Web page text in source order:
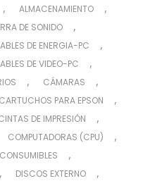
, ALMACENAMIENTO ,
DE SONIDO ,
DE ENERGIA-PC ,
DE VIDEO-PC ,
, CÁMARAS ,
CARTUCHOS PARA EPSON ,
DE IMPRESIÓN ,
COMPUTADORAS (CPU) ,
CONSUMIBLES ,
, DISCOS EXTERNO ,